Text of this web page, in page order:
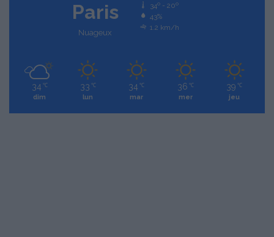
Paris
Nuageux
34º - 20º
43%
1.2 km/h
34 ℃
dim
33 ℃
lun
34 ℃
mar
36 ℃
mer
39 ℃
jeu